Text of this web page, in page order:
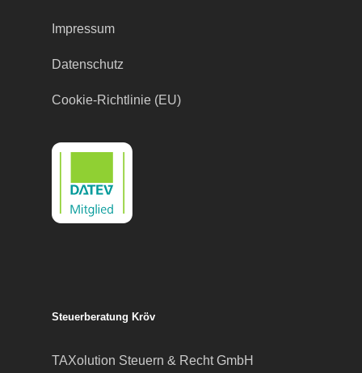
Impressum
Datenschutz
Cookie-Richtlinie (EU)
Steuerberatung Kröv
TAXolution Steuern & Recht GmbH